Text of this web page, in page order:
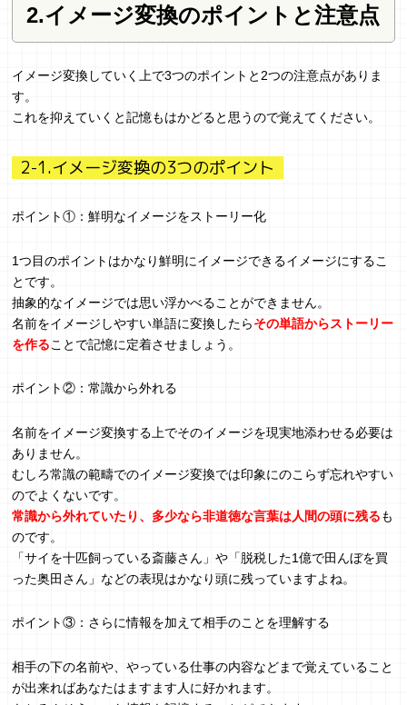
2.イメージ変換のポイントと注意点
イメージ変換していく上で3つのポイントと2つの注意点がありま
す。
これを抑えていくと記憶もはかどると思うので覚えてください。
2-1.イメージ変換の3つのポイント
ポイント①：鮮明なイメージをストーリー化
1つ目のポイントはかなり鮮明にイメージできるイメージにするこ
とです。
抽象的なイメージでは思い浮かべることができません。
名前をイメージしやすい単語に変換したらその単語からストーリー
を作ることで記憶に定着させましょう。
ポイント②：常識から外れる
名前をイメージ変換する上でそのイメージを現実地添わせる必要は
ありません。
むしろ常識の範疇でのイメージ変換では印象にのこらず忘れやすい
のでよくないです。
常識から外れていたり、多少なら非道徳な言葉は人間の頭に残るも
のです。
「サイを十匹飼っている斎藤さん」や「脱税した1億で田んぼを買
った奥田さん」などの表現はかなり頭に残っていますよね。
ポイント③：さらに情報を加えて相手のことを理解する
相手の下の名前や、やっている仕事の内容などまで覚えていること
が出来ればあなたはますます人に好かれます。